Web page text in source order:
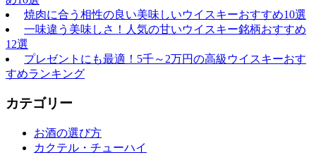
焼肉に合う相性の良い美味しいウイスキーおすすめ10選
一味違う美味しさ！人気の甘いウイスキー銘柄おすすめ
12選
プレゼントにも最適！5千～2万円の高級ウイスキーおす
すめランキング
カテゴリー
お酒の選び方
カクテル・チューハイ